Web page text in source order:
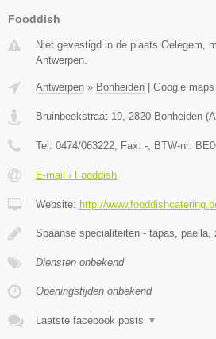
Fooddish
Niet gevestigd in de plaats Oelegem,
Antwerpen.
Antwerpen » Bonheiden Google maps
Bruinbeekstraat 19, 2820 Bonheiden (
Tel: 0474/063222, Fax: -, BTW-nr:
E-mail › Fooddish
Website: http://
Spaanse specialiteiten - tapas, paella,
Diensten onbekend
Openingstijden onbekend
Laatste facebook posts ▼